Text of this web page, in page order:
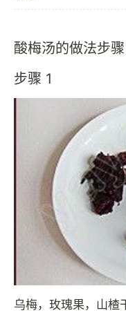
酸梅汤的做法步骤
步骤 1
乌梅，玫瑰果，山楂